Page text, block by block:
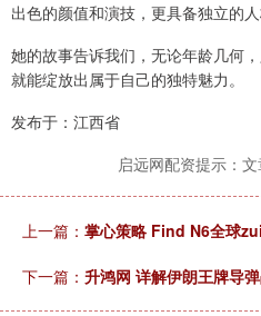
出色的颜值和演技，更具备独立的
她的故事告诉我们，无论年龄几何
就能绽放出属于自己的独特魅力。
发布于：江西省
启远网配资提示：
上一篇： 掌心策略 Find N6全球
下一篇： 升鸿网 详解伊朗王牌导